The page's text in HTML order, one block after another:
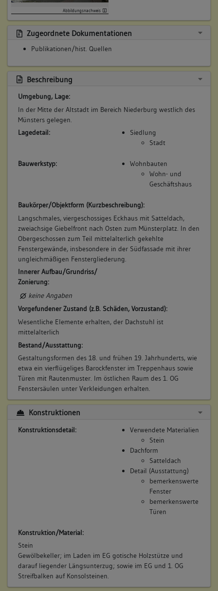
Abbildungsnachweis
Zugeordnete Dokumentationen
Publikationen/hist. Quellen
Beschreibung
Umgebung, Lage:
In der Mitte der Altstadt im Bereich Niederburg westlich des
Münsters gelegen.
Lagedetail:
Siedlung
Stadt
Bauwerkstyp:
Wohnbauten
Wohn- und
Geschäftshaus
Baukörper/Objektform (Kurzbeschreibung):
Langschmales, viergeschossiges Eckhaus mit Satteldach,
zweiachsige Giebelfront nach Osten zum Münsterplatz. In den
Obergeschossen zum Teil mittelalterlich gekehlte
Fenstergewände, insbesondere in der Südfassade mit ihrer
ungleichmäßigen Fenstergliederung.
Innerer Aufbau/Grundriss/
Zonierung:
keine Angaben
Vorgefundener Zustand (z.B. Schäden, Vorzustand):
Wesentliche Elemente erhalten, der Dachstuhl ist
mittelalterlich
Bestand/Ausstattung:
Gestaltungsformen des 18. und frühen 19. Jahrhunderts, wie
etwa ein vierflügeliges Barockfenster im Treppenhaus sowie
Türen mit Rautenmuster. Im östlichen Raum des 1. OG
Fenstersäulen unter Verkleidungen erhalten.
Konstruktionen
Konstruktionsdetail:
Verwendete Materialien
Stein
Dachform
Satteldach
Detail (Ausstattung)
bemerkenswerte
Fenster
bemerkenswerte
Türen
Konstruktion/Material:
Stein
Gewölbekeller; im Laden im EG gotische Holzstütze und
darauf liegender Längsunterzug; sowie im EG und 1. OG
Streifbalken auf Konsolsteinen.